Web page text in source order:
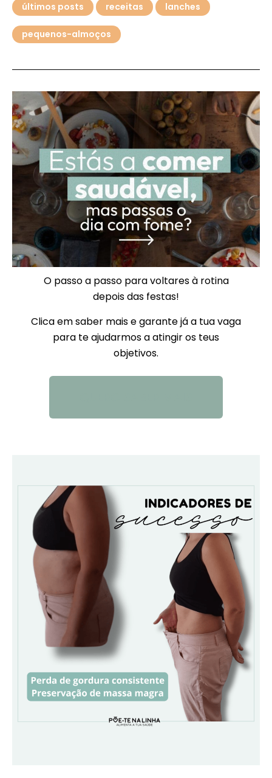
últimos posts receitas lanches
pequenos-almoços
O passo a passo para voltares à rotina
depois das festas!
Clica em saber mais e garante já a tua vaga
para te ajudarmos a atingir os teus
objetivos.